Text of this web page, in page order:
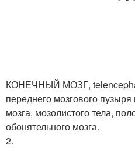
КОНЕЧНЫЙ МОЗГ,
переднего мозгового
мозга, мозолистого тела,
обонятельного мозга.
2.